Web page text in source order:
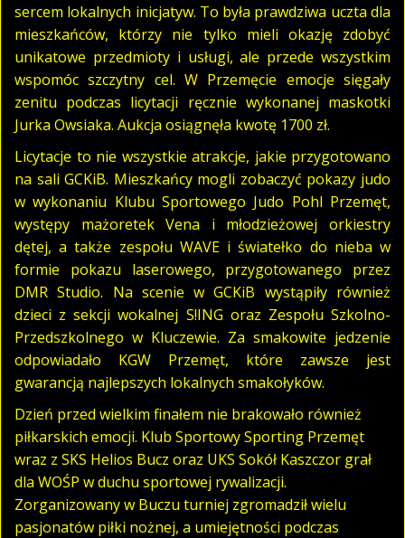
sercem lokalnych inicjatyw. To była prawdziwa uczta dla
mieszkańców, którzy nie tylko mieli okazję zdobyć
unikatowe przedmioty i usługi, ale przede wszystkim
wspomóc szczytny cel. W Przemęcie emocje sięgały
zenitu podczas licytacji ręcznie wykonanej maskotki
Jurka Owsiaka. Aukcja osiągnęła kwotę 1700 zł.
Licytacje to nie wszystkie atrakcje, jakie przygotowano
na sali GCKiB. Mieszkańcy mogli zobaczyć pokazy judo
w wykonaniu Klubu Sportowego Judo Pohl Przemęt,
występy mażoretek Vena i młodzieżowej orkiestry
dętej, a także zespołu WAVE i światełko do nieba w
formie pokazu laserowego, przygotowanego przez
DMR Studio. Na scenie w GCKiB wystąpiły również
dzieci z sekcji wokalnej S!ING oraz Zespołu Szkolno-
Przedszkolnego w Kluczewie. Za smakowite jedzenie
odpowiadało KGW Przemęt, które zawsze jest
gwarancją najlepszych lokalnych smakołyków.
Dzień przed wielkim finałem nie brakowało również
piłkarskich emocji. Klub Sportowy Sporting Przemęt
wraz z SKS Helios Bucz oraz UKS Sokół Kaszczor grał
dla WOŚP w duchu sportowej rywalizacji.
Zorganizowany w Buczu turniej zgromadził wielu
pasjonatów piłki nożnej, a umiejętności podczas